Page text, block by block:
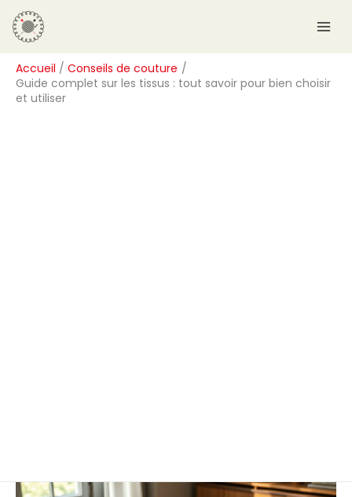
Aller
au
contenu
Accueil
Conseils de couture
Guide complet sur les tissus : tout savoir pour bien choisir
et utiliser
R
e
c
h
e